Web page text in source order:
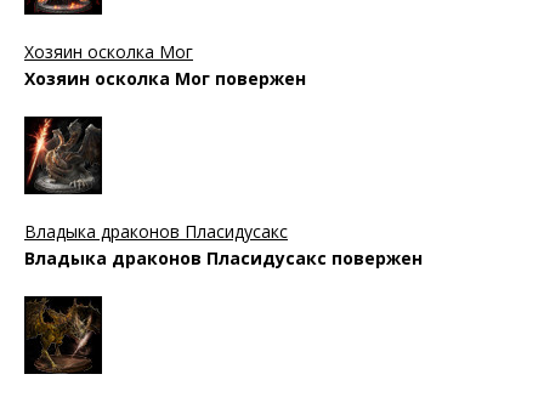
Хозяин осколка Мог
Хозяин осколка Мог повержен
Владыка драконов Пласидусакс
Владыка драконов Пласидусакс повержен